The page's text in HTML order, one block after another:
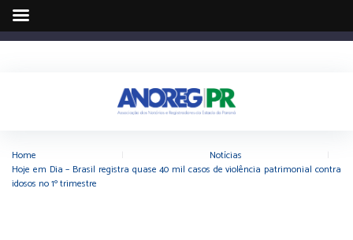
Home Notícias
Hoje em Dia – Brasil registra quase 40 mil casos de violência patrimonial contra
idosos no 1º trimestre